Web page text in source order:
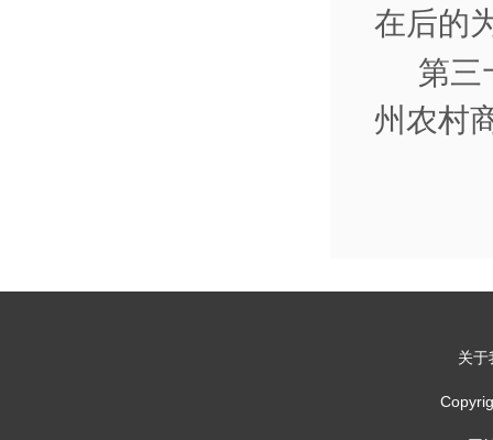
在后的
第三
州农村
关于